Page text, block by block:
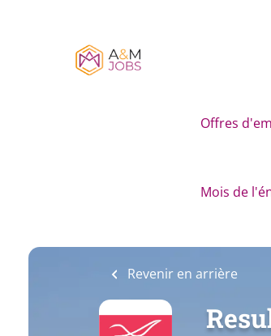
Offres
Mois de
Revenir en arrière